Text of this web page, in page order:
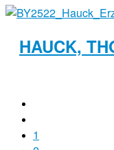
HAUCK,
1